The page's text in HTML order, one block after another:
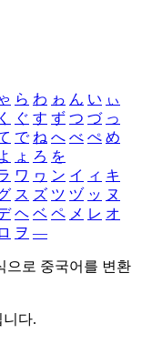
ら わ ゎ ん い ぃ
く ぐ す ず つ づ っ
で ね へ べ ぺ め
ょ ろ を
ワ ヮ ン イ ィ キ
ス ズ ツ ヅ ッ ヌ
ヘ ベ ペ メ レ オ
ロ ヲ ―
으로 중국어를 변환
다.